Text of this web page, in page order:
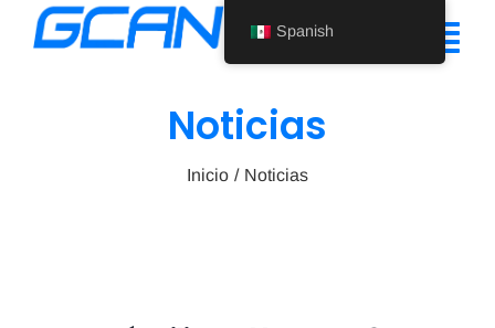
Noticias
Inicio Noticias
Spanish